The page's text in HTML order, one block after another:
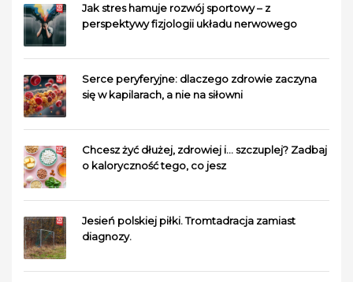
Jak stres hamuje rozwój sportowy – z
perspektywy fizjologii układu nerwowego
Serce peryferyjne: dlaczego zdrowie zaczyna
się w kapilarach, a nie na siłowni
Chcesz żyć dłużej, zdrowiej i… szczuplej? Zadbaj
o kaloryczność tego, co jesz
Jesień polskiej piłki. Tromtadracja zamiast
diagnozy.